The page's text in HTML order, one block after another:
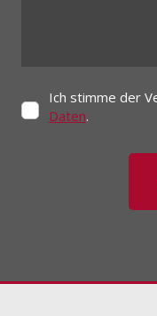
Ich stimme der
Daten.
konnte